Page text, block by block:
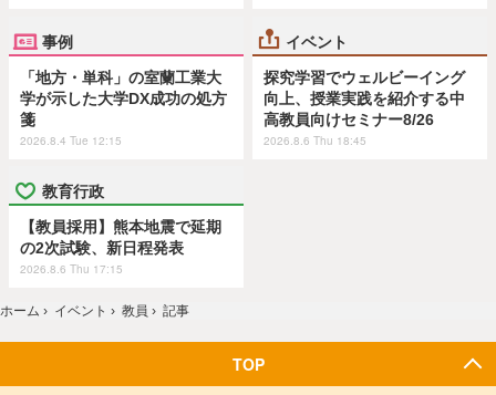
事例
「地方・単科」の室蘭工業大
学が示した大学DX成功の処方
箋
2026.8.4 Tue 12:15
イベント
探究学習でウェルビーイング
向上、授業実践を紹介する中
高教員向けセミナー8/26
2026.8.6 Thu 18:45
教育行政
【教員採用】熊本地震で延期
の2次試験、新日程発表
2026.8.6 Thu 17:15
ホーム › イベント › 教員 › 記事
TOP